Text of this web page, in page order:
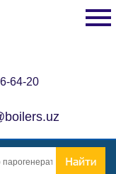
64-20